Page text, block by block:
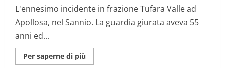
L'ennesimo incidente in frazione Tufara Valle ad
Apollosa, nel Sannio. La guardia giurata aveva 55
anni ed...
Per saperne di più
informazioni